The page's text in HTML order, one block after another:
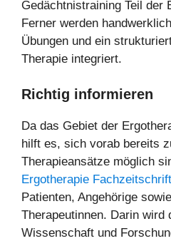
Gedächtnistraining Teil der
Ferner werden
Übungen und ein
Therapie integriert.
Richtig informieren
Da das Gebiet der
hilft es, sich vorab bereits
Therapieansätze möglich
Ergotherapie
Patienten, Angehörige
Therapeutinnen. Darin wird
Wissenschaft und